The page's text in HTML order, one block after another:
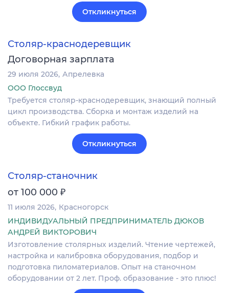
Откликнуться
Столяр-краснодеревщик
Договорная зарплата
29 июля 2026 Апрелевка
ООО Глоссвуд
Требуется столяр-краснодеревщик, знающий полный
цикл производства. Сборка и монтаж изделий на
объекте. Гибкий график работы.
Откликнуться
Столяр-станочник
от 100 000 ₽
11 июля 2026 Красногорск
ИНДИВИДУАЛЬНЫЙ ПРЕДПРИНИМАТЕЛЬ ДЮКОВ
АНДРЕЙ ВИКТОРОВИЧ
Изготовление столярных изделий. Чтение чертежей,
настройка и калибровка оборудования, подбор и
подготовка пиломатериалов. Опыт на станочном
оборудовании от 2 лет. Проф. образование - это плюс!